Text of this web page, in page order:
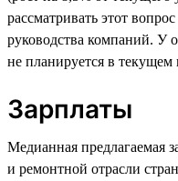
рассматривать этот
руководства компаний. У
не планируется в текущем
Зарплаты
Медианная предлагаемая
и ремонтной отрасли